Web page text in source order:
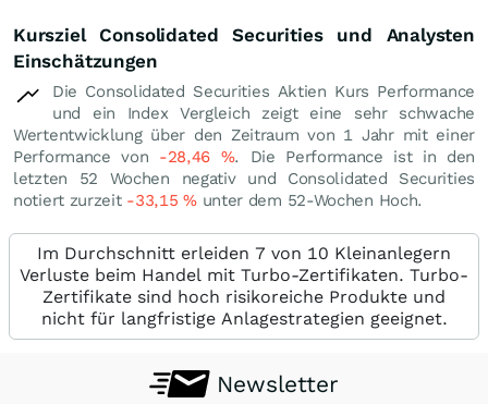
Kursziel Consolidated Securities und Analysten
Einschätzungen
Die Consolidated Securities Aktien Kurs Performance
und ein Index Vergleich zeigt eine sehr schwache
Wertentwicklung über den Zeitraum von 1 Jahr mit einer
Performance von -28,46 %. Die Performance ist in den
letzten 52 Wochen negativ und Consolidated Securities
notiert zurzeit -33,15%unter dem 52-Wochen Hoch.
Im Durchschnitt erleiden 7 von 10 Kleinanlegern
Verluste beim Handel mit Turbo-Zertifikaten. Turbo-
Zertifikate sind hoch risikoreiche Produkte und
nicht für langfristige Anlagestrategien geeignet.
Newsletter